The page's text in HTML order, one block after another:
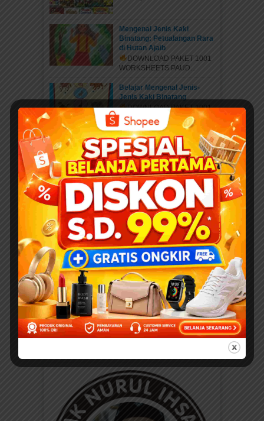
Mengenal Jenis Kaki
Binatang: Petualangan Rara
di Hutan Ajaib
DOWNLOAD PAKET 1001
WORKSHEETS PAUD...
Belajar Mengenal Jenis-
Jenis Kaki Binatang
DOWNLOAD PAKET 1001
WORKSHEETS PAUD...
Mengenal Hewan Bertelur
dan Hewan Bersayap:
Panduan Lengkap
Worksheet Edukatif untuk
Anak
DOWNLOAD PAKET 1001
WORKSHEETS PAUD...
Menghubungkan Pasangan
Gambar yang Sesuai
DOWNLOAD PAKET 1001
WORKSHEETS PAUD...
EBOOKPEDIA
Download Ebook Anak
Bergambar: Seri Kebiasaan
Anak Saleh; Bagaimana
Aku Makan
BACA, DOWNLOAD, DAN